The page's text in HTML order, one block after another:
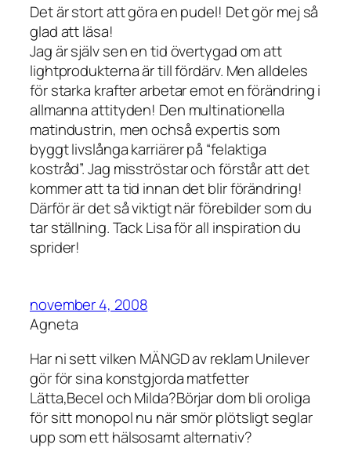
Det är stort att göra en pudel! Det gör mej så
glad att läsa!
Jag är själv sen en tid övertygad om att
lightprodukterna är till fördärv. Men alldeles
för starka krafter arbetar emot en förändring i
allmanna attityden! Den multinationella
matindustrin, men ochså expertis som
byggt livslånga karriärer på “felaktiga
kostråd”. Jag misströstar och förstår att det
kommer att ta tid innan det blir förändring!
Därför är det så viktigt när förebilder som du
tar ställning. Tack Lisa för all inspiration du
sprider!
november 4, 2008
Agneta
Har ni sett vilken MÄNGD av reklam Unilever
gör för sina konstgjorda matfetter
Lätta,Becel och Milda?Börjar dom bli oroliga
för sitt monopol nu när smör plötsligt seglar
upp som ett hälsosamt alternativ?